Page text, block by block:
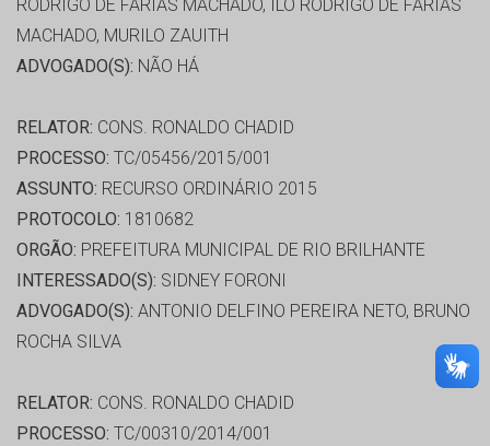
RODRIGO DE FARIAS MACHADO, ILO RODRIGO DE FARIAS
MACHADO, MURILO ZAUITH
ADVOGADO(S): NÃO HÁ
RELATOR: CONS. RONALDO CHADID
PROCESSO: TC/05456/2015/001
ASSUNTO: RECURSO ORDINÁRIO 2015
PROTOCOLO: 1810682
ORGÃO: PREFEITURA MUNICIPAL DE RIO BRILHANTE
INTERESSADO(S): SIDNEY FORONI
ADVOGADO(S): ANTONIO DELFINO PEREIRA NETO, BRUNO
ROCHA SILVA
RELATOR: CONS. RONALDO CHADID
PROCESSO: TC/00310/2014/001